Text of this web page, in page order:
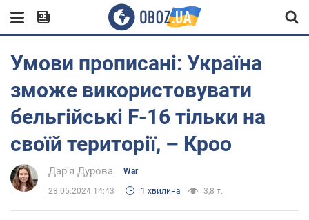
Умови прописані: Україна
зможе використовувати
бельгійські F-16 тільки на
своїй території, – Кроо
Дар'я Дурова War
28.05.2024 14:43 1 хвилина 3,8 т.